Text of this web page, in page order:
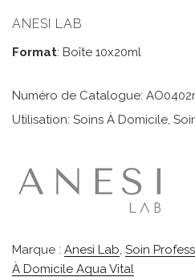
ANESI LAB
Format: Boîte 10x20ml
Numéro de Catalogue: AO0402r
Utilisation: Soins À Domicile,
Marque : Anesi Lab, Soin
À Domicile Aqua Vital